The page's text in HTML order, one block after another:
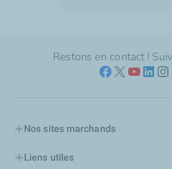
Restons en contact !
Nos sites marchands
Liens utiles